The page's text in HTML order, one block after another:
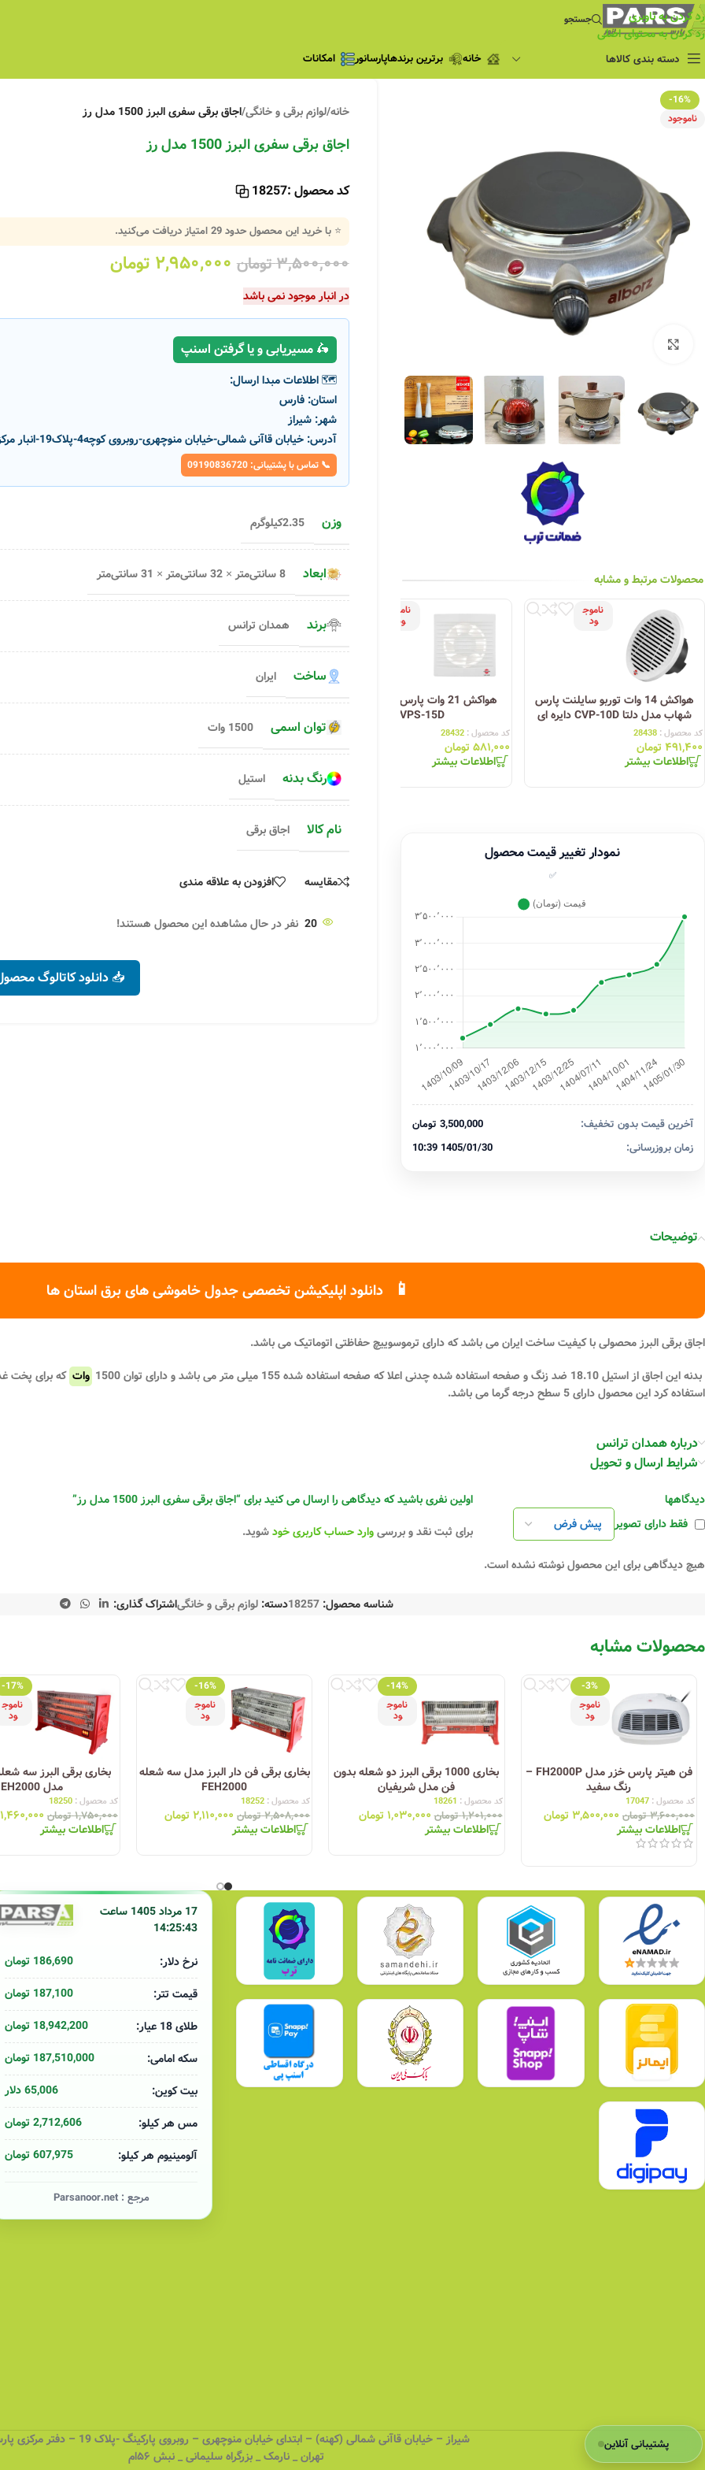
رد کردن به ناوبری
رد کردن به محتوای اصلی
جستجو
دسته بندی کالاها
چراغ مطالعه
ریسه شلنگی و لاین نوری
پروژکتور و نورافکن
چراغ خطی
چراغ توکار
چراغ خیابانی
چراغ محوطه
چراغ سقفی (هالوژن)
خانه برترین برندهاپارسانور امکانات
-16%
ناموجود
محصولات مرتبط و مشابه
ناموج
ود
هواکش 14 وات توربو سایلنت پارس
شهاب مدل دلتا CVP-10D دایره ای
کد محصول : 28438
۴۹۱,۴۰۰ تومان
اطلاعات بیشتر
ناموج
ود
هواکش 21 وات پارس شهاب مدل
VPS-15D
کد محصول : 28432
۵۸۱,۰۰۰تومان
اطلاعات بیشتر
فن هیتر پارس خزر مدل FH2000P –
کد محصول :17047
تومان ۳,۵۰۰,۰۰۰
نمودار تغییر قیمت محصول
✅
آخرین قیمت بدون تخفیف:
3,500,000 تومان
زمان بروزرسانی:
1405/01/30 10:39
خانه/لوازم برقی و خانگی/اجاق برقی سفری البرز 1500 مدل رز
اجاق برقی سفری البرز 1500 مدل رز
کد محصول :18257
⭐ با خرید این محصول حدود29امتیاز دریافت می‌کنید.
۳,۵۰۰,۰۰۰تومان ۲,۹۵۰,۰۰۰ تومان
در انبار موجود نمی باشد
🛵 مسیریابی و یا گرفتن اسنپ
🗺️ اطلاعات مبدا ارسال:
استان:فارس
شهر:شیراز
آدرس:خیابان قاآنی شمالی-خیابان منوچهری-روبروی کوچه4-پلاک19-انبار مرکزی پارسانور
📞 تماس با پشتیبانی: 09190836720
وزن 2.35کیلوگرم
ابعاد 8 سانتی‌متر × 32 سانتی‌متر × 31 سانتی‌متر
برند همدان ترانس
ساخت ایران
توان اسمی 1500 وات
رنگ بدنه استیل
نام کالا اجاق برقی
مقایسه افزودن به علاقه مندی
20 نفر در حال مشاهده این محصول هستند!
📥 دانلود کاتالوگ
توضیحات
📱 دانلود اپلیکیشن تخصصی جدول خاموشی های برق استان ها
اجاق برقی البرز محصولی با کیفیت ساخت ایران می باشد که دارای ترموسوییچ حفاظتی اتوماتیک می باشد.
بدنه این اجاق از استیل 18.10 ضد زنگ و صفحه استفاده شده چدنی اعلا که صفحه استفاده شده 155 میلی متر می باشد و دارای توان 1500
وات که برای پخت
استفاده کرد این محصول دارای 5 سطح درجه گرما می باشد.
درباره همدان ترانس
شرایط ارسال و تحویل
دیدگاهها
فقط دارای تصویر
هیچ دیدگاهی برای این محصول نوشته نشده است.
اولین نفری باشید که دیدگاهی را ارسال می کنید برای “اجاق برقی سفری البرز 1500 مدل رز”
برای ثبت نقد و بررسیوارد حساب کاربری خودشوید.
شناسه محصول: 18257دسته: لوازم برقی و خانگیاشتراک گذاری:
محصولات مشابه
-3%
ناموج
ود
فن هیتر پارس خزر مدل FH2000P –
رنگ سفید
کد محصول : 17047
۳,۶۰۰,۰۰۰ تومان ۳,۵۰۰,۰۰۰ تومان
اطلاعات بیشتر
-14%
ناموج
ود
بخاری 1000 برقی البرز دو شعله بدون
فن مدل شریفیان
کد محصول : 18261
۱,۲۰۱,۰۰۰ تومان ۱,۰۳۰,۰۰۰ تومان
اطلاعات بیشتر
-16%
ناموج
ود
بخاری برقی فن دار البرز مدل سه شعله
FEH2000
کد محصول : 18252
۲,۵۰۸,۰۰۰ تومان ۲,۱۱۰,۰۰۰ تومان
اطلاعات بیشتر
-17%
ناموج
ود
بخاری برقی البرز سه
مدل EH2000
کد محصول :18250
۱,۷۵۰,۰۰۰ تومان ۱,۴۶۰,۰۰۰
اطلاعات بیشتر
17 مرداد 1405 ساعت
14:25:43
نرخ دلار:
186,690 تومان
قیمت تتر:
187,100 تومان
طلای 18 عیار:
18,942,200 تومان
سکه امامی:
187,510,000 تومان
بیت کوین:
65,006 دلار
مس هر کیلو:
2,712,606 تومان
آلومینیوم هر کیلو:
607,975 تومان
مرجع :Parsanoor.net
شیراز – خیابان قاآنی شمالی (کهنه) – ابتدای خیابان منوچهری – روبروی پارکینگ -پلاک 19 – دفتر مرکزی پارسانور
تهران _ نارمک _ بزرگراه سلیمانی _ نبش ۵۶ام
پشتیبانی آنلاین